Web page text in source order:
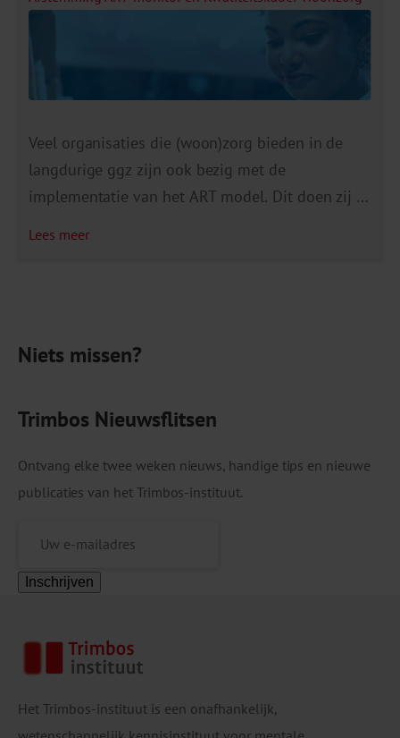
Niets missen?
Trimbos Nieuwsflitsen
Ontvang elke twee weken nieuws, handige tips en nieuwe
publicaties van het Trimbos-instituut.
Inschrijven
Veel organisaties die (woon)zorg bieden in de
langdurige ggz zijn ook bezig met de
implementatie van het ART model. Dit doen zij in
informatie […]
Lees meer
Het Trimbos-instituut is een onafhankelijk,